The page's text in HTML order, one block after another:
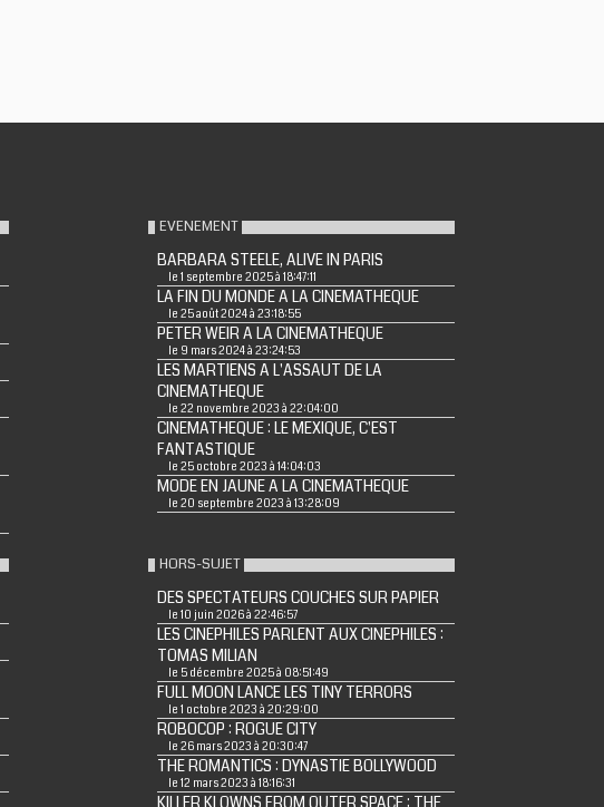
EVENEMENT
BARBARA STEELE, ALIVE IN PARIS
le 1 septembre 2025 à 18:47:11
LA FIN DU MONDE A LA CINEMATHEQUE
le 25 août 2024 à 23:18:55
PETER WEIR A LA CINEMATHEQUE
le 9 mars 2024 à 23:24:53
LES MARTIENS A L'ASSAUT DE LA
CINEMATHEQUE
le 22 novembre 2023 à 22:04:00
CINEMATHEQUE : LE MEXIQUE, C'EST
FANTASTIQUE
le 25 octobre 2023 à 14:04:03
MODE EN JAUNE A LA CINEMATHEQUE
le 20 septembre 2023 à 13:28:09
HORS-SUJET
DES SPECTATEURS COUCHES SUR PAPIER
le 10 juin 2026 à 22:46:57
LES CINEPHILES PARLENT AUX CINEPHILES :
TOMAS MILIAN
le 5 décembre 2025 à 08:51:49
FULL MOON LANCE LES TINY TERRORS
le 1 octobre 2023 à 20:29:00
ROBOCOP : ROGUE CITY
le 26 mars 2023 à 20:30:47
THE ROMANTICS : DYNASTIE BOLLYWOOD
le 12 mars 2023 à 18:16:31